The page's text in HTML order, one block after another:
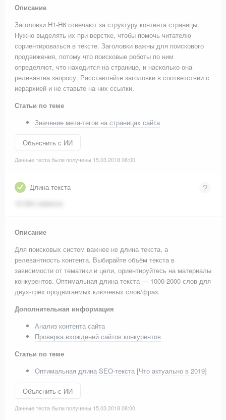
Описание
Заголовки H1-H6 отвечают за структуру контента страницы.
Нужно выделять их при верстке, чтобы помочь читателю
сориентироваться в тексте. Заголовки важны для поискового
продвижения, потому что поисковые роботы по ним
определяют, что находится на странице, и насколько она
релевантна запросу. Расставляйте заголовки в соответствии с
иерархией и не ставьте на них ссылки.
Статьи по теме
Значение мета-тегов на страницах сайта
Объяснить с ИИ
Данные теста были получены 15.03.2018 08:00
Длина текста
Описание
Для поисковых систем важнее не длина текста, а
релевантность контента. Выбирайте объём текста в
зависимости от тематики и цели, ориентируйтесь на материалы
конкурентов. Оптимальная длина текста — 1000-2000 слов для
двух-трёх продвигаемых ключевых слов/фраз.
Дополнительная информация
Анализ контента сайта
Проверка вхождений сайтов конкурентов
Статьи по теме
Оптимальная длина SEO-текста [Что актуально в 2019]
Объяснить с ИИ
Данные теста были получены 15.03.2018 08:00